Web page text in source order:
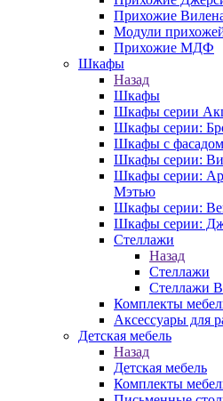
Прихожие
Модули
Прихожие МДФ
Шкафы
Назад
Шкафы
Шкафы серии
Шкафы серии:
Шкафы с
Шкафы серии:
Шкафы серии:
Мэтью
Шкафы серии:
Шкафы серии:
Стеллажи
Назад
Стеллажи
Стеллажи
Комплекты
Аксессуары для
Детская мебель
Назад
Детская мебель
Комплекты